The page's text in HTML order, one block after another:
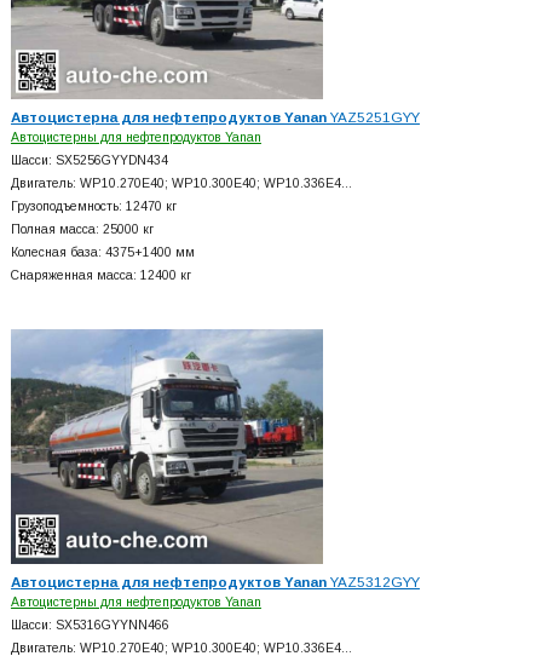
Автоцистерна для нефтепродуктов YananYAZ5251GYY
Автоцистерны для нефтепродуктов Yanan
Шасси: SX5256GYYDN434
Двигатель: WP10.270E40; WP10.300E40; WP10.336E4…
Грузоподъемность: 12470 кг
Полная масса: 25000 кг
Колесная база: 4375+1400 мм
Снаряженная масса: 12400 кг
Автоцистерна для нефтепродуктов YananYAZ5312GYY
Автоцистерны для нефтепродуктов Yanan
Шасси: SX5316GYYNN466
Двигатель: WP10.270E40; WP10.300E40; WP10.336E4…